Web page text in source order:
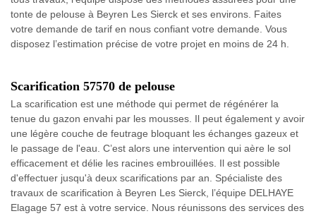
tonte de pelouse à Beyren Les Sierck et ses environs. Faites
votre demande de tarif en nous confiant votre demande. Vous
disposez l’estimation précise de votre projet en moins de 24 h.
Scarification 57570 de pelouse
La scarification est une méthode qui permet de régénérer la
tenue du gazon envahi par les mousses. Il peut également y avoir
une légère couche de feutrage bloquant les échanges gazeux et
le passage de l'eau. C’est alors une intervention qui aère le sol
efficacement et délie les racines embrouillées. Il est possible
d'effectuer jusqu'à deux scarifications par an. Spécialiste des
travaux de scarification à Beyren Les Sierck, l’équipe DELHAYE
Elagage 57 est à votre service. Nous réunissons des services des